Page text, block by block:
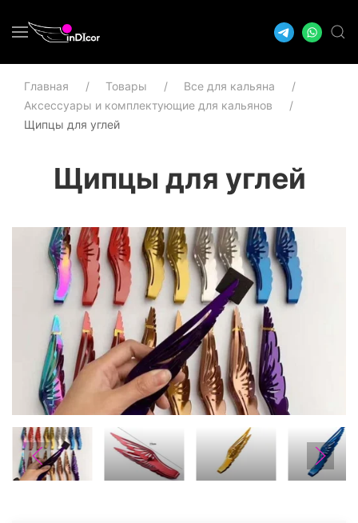
Главная Товары
Все для кальяна
Аксессуары и комплектующие для кальянов
Щипцы для углей
Щипцы для углей